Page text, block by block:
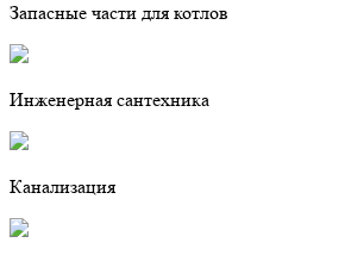
Запасные части для котлов
Инженерная сантехника
Канализация